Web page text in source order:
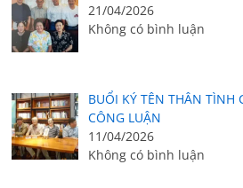
21/04/2026
Không có bình luận
BUỔI KÝ TÊN THÂN TÌNH
CÔNG LUẬN
11/04/2026
Không có bình luận